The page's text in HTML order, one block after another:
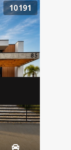
10191